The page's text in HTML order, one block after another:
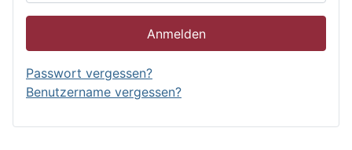
Anmelden
Passwort vergessen?
Benutzername vergessen?